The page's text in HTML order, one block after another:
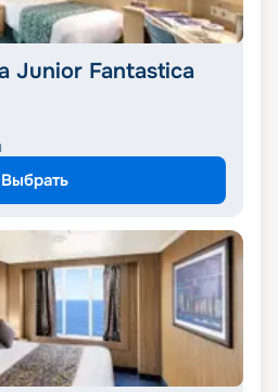
Junior Fantastica
Выбрать